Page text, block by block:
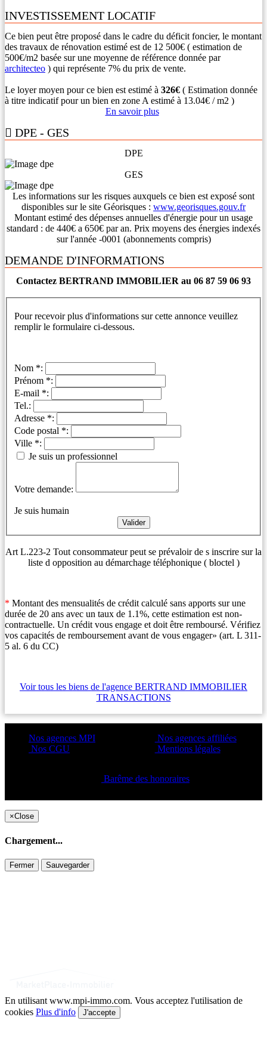
INVESTISSEMENT LOCATIF
Ce bien peut être proposé dans le cadre du déficit foncier, le montant
des travaux de rénovation estimé est de 12 500€ ( estimation de
500€/m2 basée sur une moyenne de référence donnée par
architecteo ) qui représente 7% du prix de vente.
Le loyer moyen pour ce bien est estimé à 326€ ( Estimation donnée
à titre indicatif pour un bien en zone A estimé à 13.04€ / m2 )
En savoir plus
DPE - GES
DPE
GES
Les informations sur les risques auxquels ce bien est exposé sont
disponibles sur le site Géorisques : www.georisques.gouv.fr
Montant estimé des dépenses annuelles d'énergie pour un usage
standard : de 440€ a 650€ par an. Prix moyens des énergies indexés
sur l'année -0001 (abonnements compris)
DEMANDE D'INFORMATIONS
Contactez BERTRAND IMMOBILIER au 06 87 59 06 93
Pour recevoir plus d'informations sur cette annonce veuillez
remplir le formulaire ci-dessous.
Nom *:
Prénom *:
E-mail *:
Tel.:
Adresse *:
Code postal *:
Ville *:
Je suis un professionnel
Votre demande:
Je suis humain
Art L.223-2 Tout consommateur peut se prévaloir de s inscrire sur la
liste d opposition au démarchage téléphonique ( bloctel )
* Montant des mensualités de crédit calculé sans apports sur une
durée de 20 ans avec un taux de 1.1%, cette estimation est non-
contractuelle. Un crédit vous engage et doit être remboursé. Vérifiez
vos capacités de remboursement avant de vous engager» (art. L 311-
5 al. 6 du CC)
Voir tous les biens de l'agence BERTRAND IMMOBILIER
TRANSACTIONS
Nos agences MPI
Nos CGU
Nos agences affiliées
Mentions légales
Barême des honoraires
×Close
Chargement...
Fermer Sauvegarder
En utilisant www.mpi-immo.com. Vous acceptez l'utilisation de
cookies Plus d'info J'accepte